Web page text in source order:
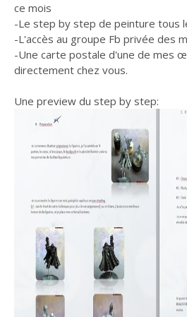
ce mois
-Le step by step de peinture tous
-L'accès au groupe Fb privée des
-Une carte postale d'une de mes
directement chez vous.
Une preview du step by step: